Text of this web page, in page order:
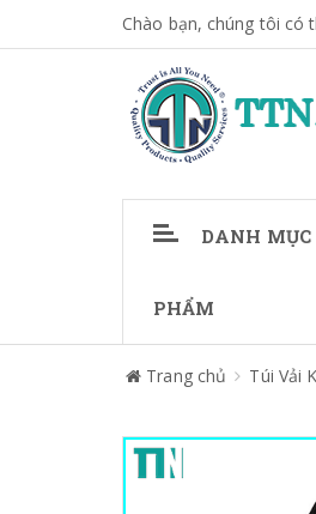
Chào bạn, chúng tôi có
DANH MỤC
PHẨM
Trang chủ Túi Vải